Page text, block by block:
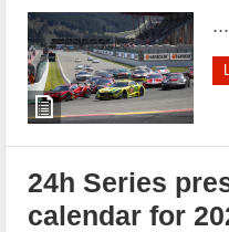
...
24h Series
calendar for